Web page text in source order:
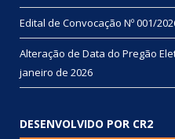
Edital de Convocação Nº 001/
Alteração de Data do Pregão
janeiro de 2026
DESENVOLVIDO POR CR2